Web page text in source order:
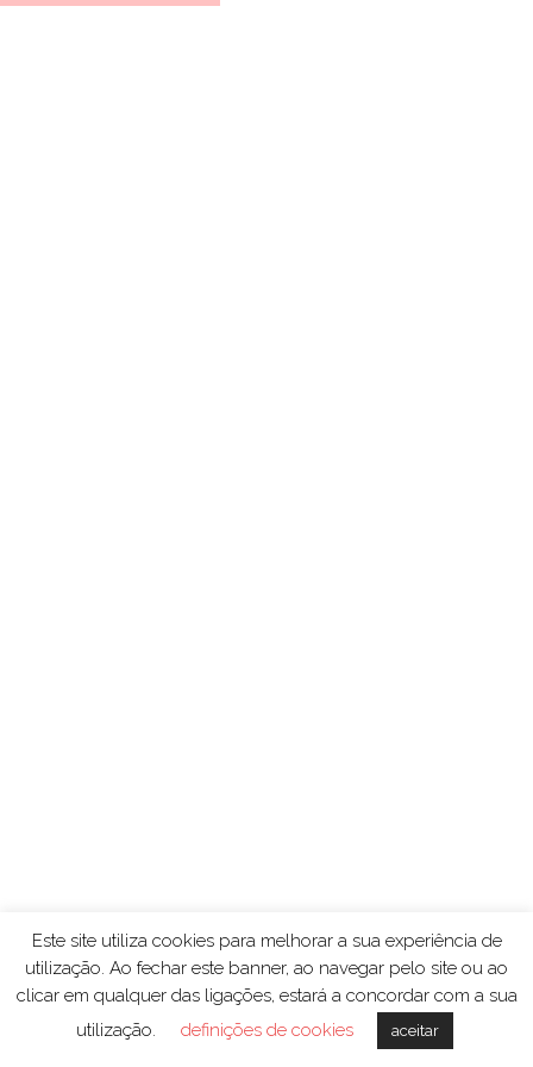
Este site utiliza cookies para melhorar a sua experiência de
utilização. Ao fechar este banner, ao navegar pelo site ou ao
clicar em qualquer das ligações, estará a concordar com a sua
utilização.
definições de cookies aceitar